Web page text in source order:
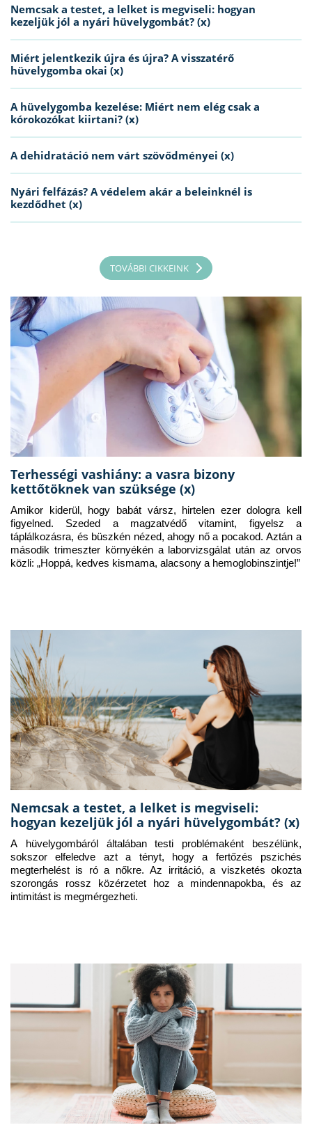
Nemcsak a testet, a lelket is megviseli: hogyan
kezeljük jól a nyári hüvelygombát? (x)
Miért jelentkezik újra és újra? A visszatérő
hüvelygomba okai (x)
A hüvelygomba kezelése: Miért nem elég csak a
kórokozókat kiirtani? (x)
A dehidratáció nem várt szövődményei (x)
Nyári felfázás? A védelem akár a beleinknél is
kezdődhet (x)
TOVÁBBI CIKKEINK
Terhességi vashiány: a vasra bizony
kettőtöknek van szüksége (x)
Amikor kiderül, hogy babát vársz, hirtelen ezer dologra kell
figyelned. Szeded a magzatvédő vitamint, figyelsz a
táplálkozásra, és büszkén nézed, ahogy nő a pocakod. Aztán a
második trimeszter környékén a laborvizsgálat után az orvos
közli: „Hoppá, kedves kismama, alacsony a hemoglobinszintje!”
Nemcsak a testet, a lelket is megviseli:
hogyan kezeljük jól a nyári hüvelygombát? (x)
A hüvelygombáról általában testi problémaként beszélünk,
sokszor elfeledve azt a tényt, hogy a fertőzés pszichés
megterhelést is ró a nőkre. Az irritáció, a viszketés okozta
szorongás rossz közérzetet hoz a mindennapokba, és az
intimitást is megmérgezheti.